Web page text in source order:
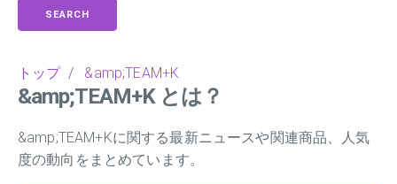
SEARCH
トップ/ &amp;TEAM+K
&amp;TEAM+K とは？
&amp;TEAM+Kに関する最新ニュースや関連商品、人気
度の動向をまとめています。